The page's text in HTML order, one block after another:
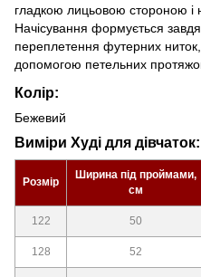
гладкою лицьовою стороною і
Начісування формується
переплетення футерних ниток,
допомогою петельних
Колір:
Бежевий
Виміри Худі для дівчаток:
Розмір
Ширина під проймами,
см
122 50
128 52